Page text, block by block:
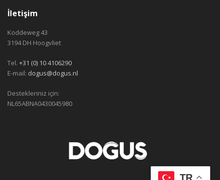
İletişim
Koddeweg 43
3194 DH Hoogvliet
Tel. +31 (0) 10 4106290
E-mail: dogus@dogus.nl
Destekleriniz için:
NL65ABNA0430045980
TR